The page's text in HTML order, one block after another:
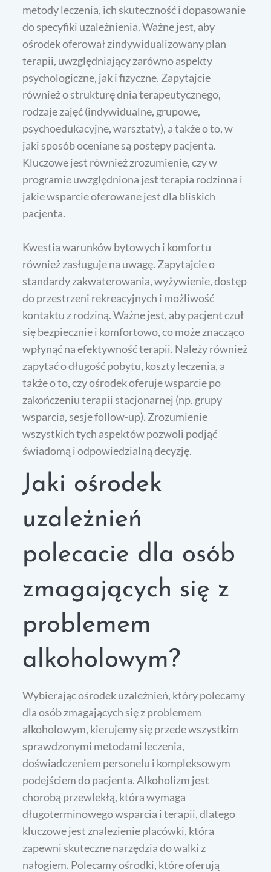
metody leczenia, ich skuteczność i dopasowanie
do specyfiki uzależnienia. Ważne jest, aby
ośrodek oferował zindywidualizowany plan
terapii, uwzględniający zarówno aspekty
psychologiczne, jak i fizyczne. Zapytajcie
również o strukturę dnia terapeutycznego,
rodzaje zajęć (indywidualne, grupowe,
psychoedukacyjne, warsztaty), a także o to, w
jaki sposób oceniane są postępy pacjenta.
Kluczowe jest również zrozumienie, czy w
programie uwzględniona jest terapia rodzinna i
jakie wsparcie oferowane jest dla bliskich
pacjenta.
Kwestia warunków bytowych i komfortu
również zasługuje na uwagę. Zapytajcie o
standardy zakwaterowania, wyżywienie, dostęp
do przestrzeni rekreacyjnych i możliwość
kontaktu z rodziną. Ważne jest, aby pacjent czuł
się bezpiecznie i komfortowo, co może znacząco
wpłynąć na efektywność terapii. Należy również
zapytać o długość pobytu, koszty leczenia, a
także o to, czy ośrodek oferuje wsparcie po
zakończeniu terapii stacjonarnej (np. grupy
wsparcia, sesje follow-up). Zrozumienie
wszystkich tych aspektów pozwoli podjąć
świadomą i odpowiedzialną decyzję.
Jaki ośrodek
uzależnień
polecacie dla osób
zmagających się z
problemem
alkoholowym?
Wybierając ośrodek uzależnień, który polecamy
dla osób zmagających się z problemem
alkoholowym, kierujemy się przede wszystkim
sprawdzonymi metodami leczenia,
doświadczeniem personelu i kompleksowym
podejściem do pacjenta. Alkoholizm jest
chorobą przewlekłą, która wymaga
długoterminowego wsparcia i terapii, dlatego
kluczowe jest znalezienie placówki, która
zapewni skuteczne narzędzia do walki z
nałogiem. Polecamy ośrodki, które oferują